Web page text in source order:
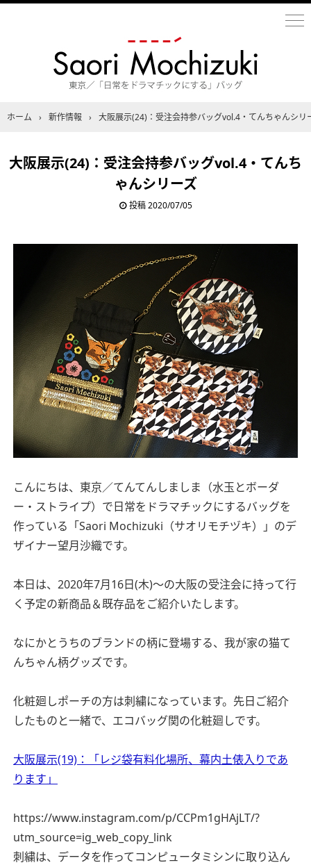
ホーム › 新作情報 › 大阪展示(24)：受注会持参バッグvol.4・てんちゃんシリ
大阪展示(24)：受注会持参バッグvol.4・てんち
ゃんシリーズ
投稿2020/07/05
こんにちは、東京／てんてんしましま（水玉とボーダ
ー・ストライプ）で日常をドラマチックにするバッグを
作っている「Saori Mochizuki（サオリモチヅキ）」のデ
ザイナー望月沙織です。
本日は、2020年7月16日(木)〜の大阪の受注会に持って行
く予定の新商品＆既存品をご紹介いたします。
なにかとうちのブランドの柄に登場する、我が家の猫て
んちゃん柄グッズです。
化粧廻しポーチの方は刺繍になっています。先日ご紹介
したものと一緒で、エコバッグ関の化粧廻しです。
大阪展示(19)：「レジ袋有料化場所、幕内土俵入りであ
ります」
https://www.instagram.com/p/CCPm1gHAjLT/?
utm_source=ig_web_copy_link
刺繍は、データを作ってコンピュータミシンに取り込ん